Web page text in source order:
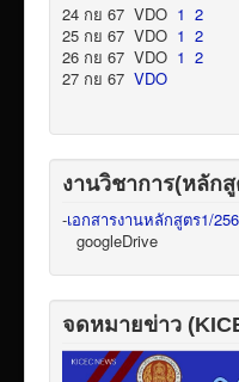
24 กย 67 VDO 1 2
25 กย 67 VDO 1 2
26 กย 67 VDO 1 2
27 กย 67 VDO
งานวิชาการ(หลัก
-เอกสารงานหลักสูตร1/
googleDrive
จดหมายข่าว